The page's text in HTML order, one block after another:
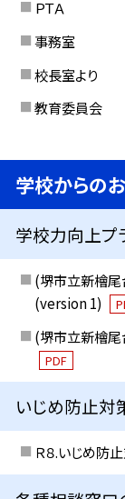
ＰＴＡ
事務室
校長室より
教育委員会
学校からの
学校力向上プ
(堺市立新檜尾
(version 1)
(堺市立新檜尾
PDF
いじめ防止対
Ｒ８.いじめ防